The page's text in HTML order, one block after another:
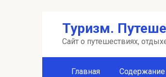
Туризм.
Сайт о путешествиях,
Главная Содержание